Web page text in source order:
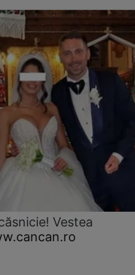
Vestea